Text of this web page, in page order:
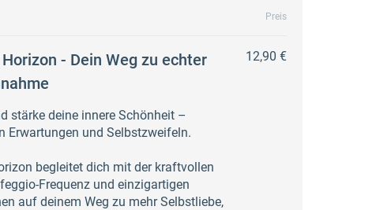
Preis
- Dein Weg zu echter
stärke deine innere Schönheit –
Erwartungen und Selbstzweifeln.
begleitet dich mit der kraftvollen
Frequenz und einzigartigen
auf deinem Weg zu mehr Selbstliebe,
12,90 €